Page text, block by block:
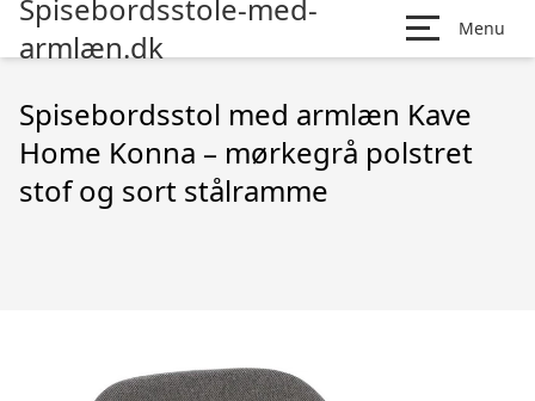
Spisebordsstole-med-
armlæn.dk
Menu
Spisebordsstol med armlæn Kave
Home Konna – mørkegrå polstret
stof og sort stålramme